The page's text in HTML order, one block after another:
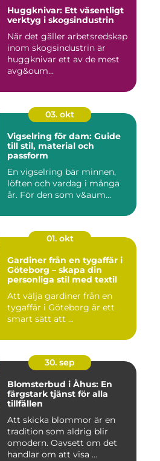
Huggknivar: Ett väsentligt
verktyg i skogsindustrin
När det gäller arbetsredskap
inom skogsindustrin är
huggknivar ett av de mest
avg&oum...
03. okt
Vigselring för dam: Guide
till stil, material och
passform
En vigselring bär minnen,
löften och vardag i många
år. För den som v&aum...
01. okt
Gardiner från en tygaffär i
Göteborg – skapa din
personliga stil med textil
Att välja gardiner från en
tygaffär i Göteborg är ett
smart sätt att ...
30. sep
Blomsterbud i Åhus: En
färgstark tjänst för alla
tillfällen
Att skicka blommor är en
tradition som aldrig blir
omodern. Oavsett om det
handlar om att visa ...